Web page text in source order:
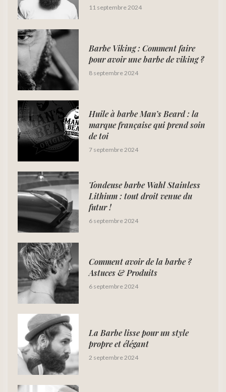
11 septembre 2024
Barbe Viking : Comment faire
pour avoir une barbe de viking ?
8 septembre 2024
Huile à barbe Man’s Beard : la
marque française qui prend soin
de toi
7 septembre 2024
Tondeuse barbe Wahl Stainless
Lithium : tout droit venue du
futur !
6 septembre 2024
Comment avoir de la barbe ?
Astuces & Produits
6 septembre 2024
La Barbe lisse pour un style
propre et élégant
2 septembre 2024